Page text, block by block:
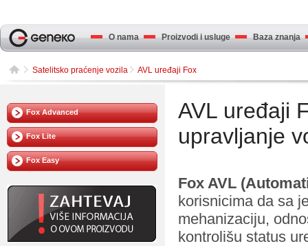
O nama Proizvodi i usluge Baza znanja
Satelitsko praćenje vozila AVL uređaji Fox
Fox Advanced
Fox Lite
Fox Easy
AVL uređaji
upravljanje
Fox AVL
korisnicima da sa
mehanizaciju,
kontrolišu status